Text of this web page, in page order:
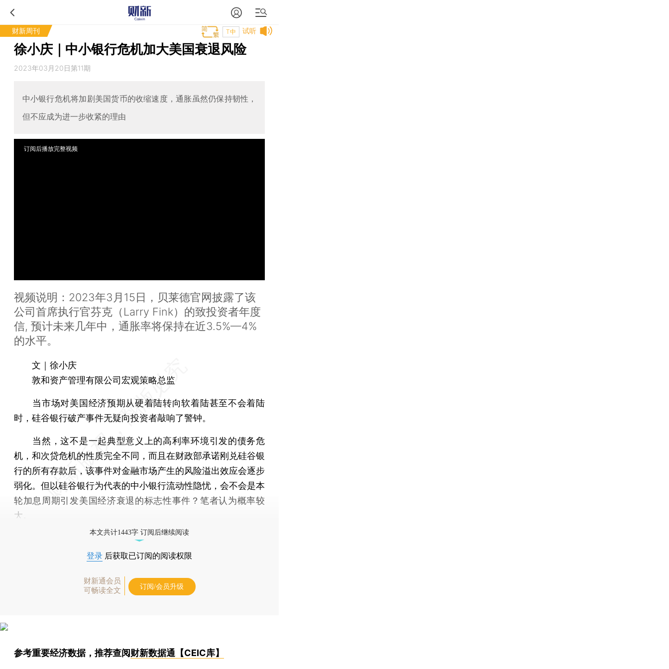
财新周刊 试听
T中
徐小庆｜中小银行危机加大美国衰退风险
2023年03月20日第11期
中小银行危机将加剧美国货币的收缩速度，通胀虽然仍保持韧性，
但不应成为进一步收紧的理由
订阅后播放完整视频
视频说明：2023年3月15日，贝莱德官网披露了该
公司首席执行官芬克（Larry Fink）的致投资者年度
信, 预计未来几年中，通胀率将保持在近3.5%—4%
的水平。
文｜徐小庆
敦和资产管理有限公司宏观策略总监
当市场对美国经济预期从硬着陆转向软着陆甚至不会着陆
时，硅谷银行破产事件无疑向投资者敲响了警钟。
当然，这不是一起典型意义上的高利率环境引发的债务危
机，和次贷危机的性质完全不同，而且在财政部承诺刚兑硅谷银
行的所有存款后，该事件对金融市场产生的风险溢出效应会逐步
弱化。但以硅谷银行为代表的中小银行流动性隐忧，会不会是本
轮加息周期引发美国经济衰退的标志性事件？笔者认为概率较
大。
本文共计1443字 订阅后继续阅读
登录 后获取已订阅的阅读权限
财新通会员
可畅读全文
订阅/会员升级
参考重要经济数据，推荐查阅财新数据通【CEIC库】